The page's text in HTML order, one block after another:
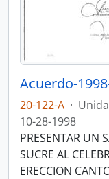
Acuerdo-
20-122-A ·
10-28-1998
PRESENTAR UN
SUCRE AL
ERECCION